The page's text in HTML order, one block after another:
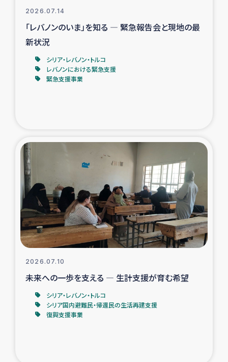
2026.07.14
「レバノンのいま」を知る ― 緊急報告会と現地の最
新状況
シリア・レバノン・トルコ
レバノンにおける緊急支援
緊急支援事業
2026.07.10
未来への一歩を支える ― 生計支援が育む希望
シリア・レバノン・トルコ
シリア国内避難民・帰還民の生活再建支援
復興支援事業